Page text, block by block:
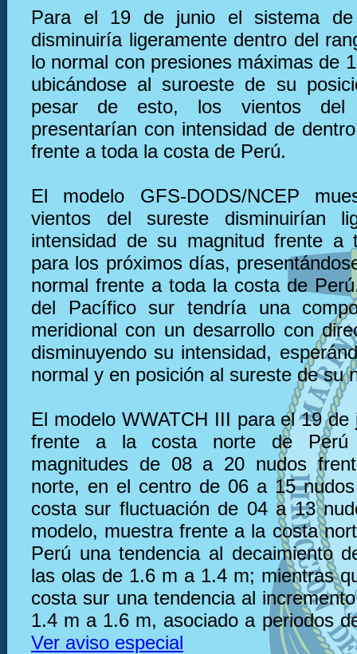
Para el 19 de junio el sistema de
disminuiría ligeramente dentro del
lo normal con presiones máximas de
ubicándose al suroeste de su
pesar de esto, los vientos del
presentarían con intensidad de
frente a toda la costa de Perú.
El modelo GFS-DODS/NCEP
vientos del sureste disminuirían
intensidad de su magnitud frente a
para los próximos días,
normal frente a toda la costa de
del Pacífico sur tendría una
meridional con un desarrollo con
disminuyendo su intensidad,
normal y en posición al sureste de su
El modelo WWATCH III para el 19 de
frente a la costa norte de Perú
magnitudes de 08 a 20 nudos
norte, en el centro de 06 a 15
costa sur fluctuación de 04 a 13
modelo, muestra frente a la costa
Perú una tendencia al decaimiento
las olas de 1.6 m a 1.4 m; mientras
costa sur una tendencia al
1.4 m a 1.6 m, asociado a periodos
Ver aviso especial